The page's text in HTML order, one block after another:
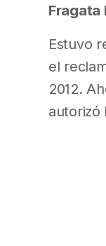
Fragata
Estuvo
el
2012.
autorizó